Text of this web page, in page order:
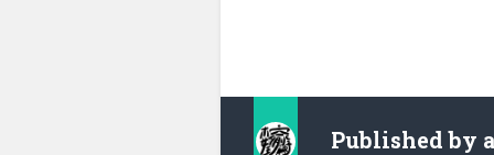
Published by